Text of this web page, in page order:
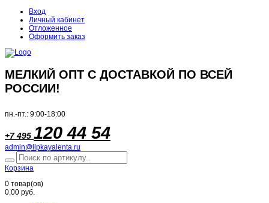
Вход
Личный кабинет
Отложенное
Оформить заказ
МЕЛКИЙ ОПТ С ДОСТАВКОЙ ПО ВСЕЙ
РОССИИ!
пн.-пт.: 9:00-18:00
+7 495 120 44 54
admin@lipkayalenta.ru
Корзина
0 товар(ов)
0.00 руб.